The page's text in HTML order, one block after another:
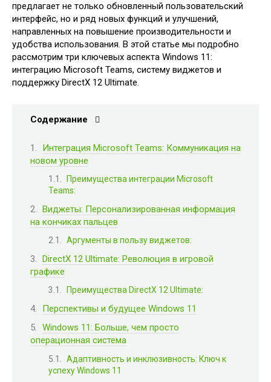
предлагает не только обновленный пользовательский
интерфейс, но и ряд новых функций и улучшений,
направленных на повышение производительности и
удобства использования. В этой статье мы подробно
рассмотрим три ключевых аспекта Windows 11:
интеграцию Microsoft Teams, систему виджетов и
поддержку DirectX 12 Ultimate.
Содержание
Интеграция Microsoft Teams: Коммуникация на
новом уровне
Преимущества интеграции Microsoft
Teams:
Виджеты: Персонализированная информация
на кончиках пальцев
Аргументы в пользу виджетов:
DirectX 12 Ultimate: Революция в игровой
графике
Преимущества DirectX 12 Ultimate:
Перспективы и будущее Windows 11
Windows 11: Больше, чем просто
операционная система
Адаптивность и инклюзивность: Ключ к
успеху Windows 11